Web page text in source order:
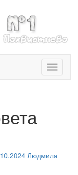
T
o
i
Людмила